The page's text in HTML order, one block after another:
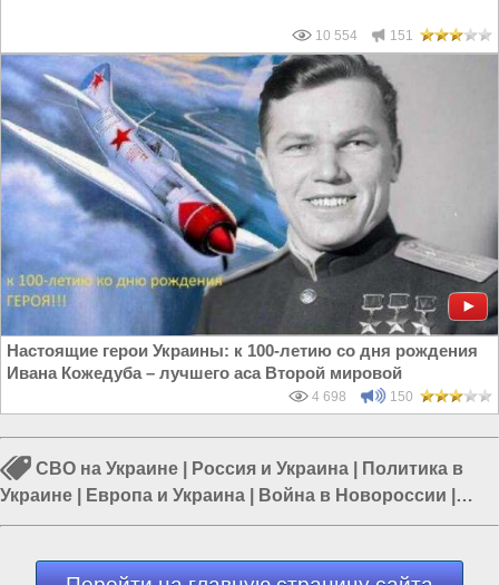
10 554 151
Настоящие герои Украины: к 100-летию со дня рождения
Ивана Кожедуба – лучшего аса Второй мировой
4 698 150
СВО на Украине Россия и Украина
Политика в
Украине
Европа и Украина Война в Новороссии
Гражданская война на Украине|Война Запада против